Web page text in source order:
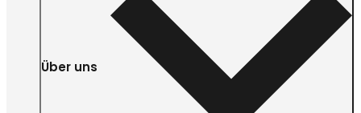
Über uns